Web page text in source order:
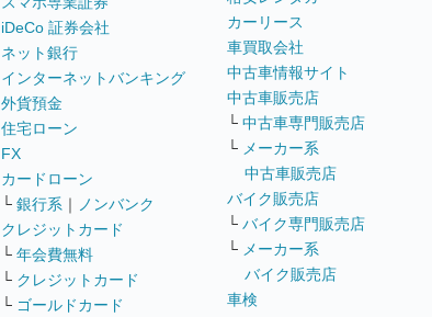
iDeCo 証券会社
ネット銀行
インターネットバンキング
外貨預金
住宅ローン
FX
カードローン
└ 銀行系 ｜
ノンバンク
クレジットカード
└ 年会費無料
└ クレジットカード
└ ゴールドカード
カーリース
車買取会社
中古車情報サイト
中古車販売店
└ 中古車専門販売店
└ メーカー系
中古車販売店
バイク販売店
└ バイク専門販売店
└ メーカー系
バイク販売店
車検